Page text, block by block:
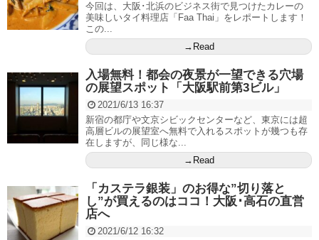
今回は、大阪･北浜のビジネス街で見つけたカレーの
美味しいタイ料理店「Faa Thai」をレポートします！
この...
→Read
入場無料！都会の夜景が一望できる穴場
の展望スポット「大阪駅前第3ビル」
2021/6/13 16:37
新宿の都庁や文京シビックセンターなど、東京には超
高層ビルの展望室へ無料で入れるスポットが幾つも存
在しますが、同じ様な...
→Read
「カステラ銀装」のお得な”切り落と
し”が買えるのはココ！大阪･高石の直営
店へ
2021/6/12 16:32